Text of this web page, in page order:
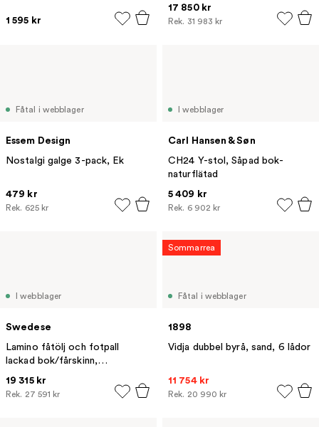
1 595 kr
17 850 kr
Rek. 31 983 kr
Fåtal i webblager
Essem Design
Nostalgi galge 3-pack, Ek
479 kr
Rek. 625 kr
I webblager
Carl Hansen & Søn
CH24 Y-stol, Såpad bok-
naturflätad
5 409 kr
Rek. 6 902 kr
I webblager
Swedese
Lamino fåtölj och fotpall
lackad bok/fårskinn,
19 315 kr
Rek. 27 591 kr
Fåtal i webblager
1898
Vidja dubbel byrå, sand, 6 lådor
11 754 kr
Rek. 20 990 kr
Sommarrea